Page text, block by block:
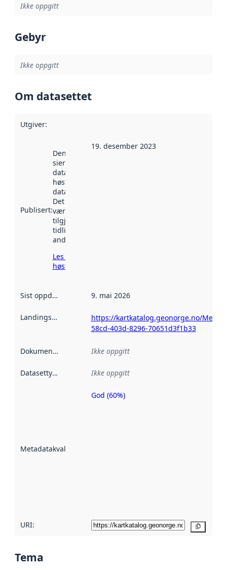
Ikke oppgitt
Gebyr
Ikke oppgitt
Om datasettet
Utgiver:
Publisert:
Denne datoen
sier når
datasettet ble
høstet av
data.norge.no.
Det kan ha
vært
tilgjengelig
tidligere
andre steder.
Les mer om
høsting her
19. desember 2023
Sist oppdatert 9. mai 2026
Landingsside
https://kartkatalog.geonorge.no/
58cd-403d-8296-70651d3f1b33
Dokumentasjon Ikke oppgitt
Datasettype Ikke oppgitt
Metadatakvalitet
Metadatakvalitet
God (60%)
URI:
Tema